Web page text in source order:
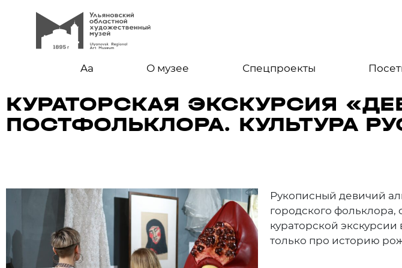
Aa О музее Спецпроекты
КУРАТОРСКАЯ ЭКСКУРСИЯ
ПОСТФОЛЬКЛОРА. КУЛЬТУРА
Рукописный девичий
городского фольклора,
кураторской
только про историю